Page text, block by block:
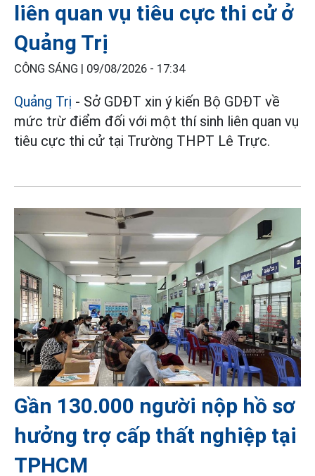
liên quan vụ tiêu cực thi cử ở
Quảng Trị
CÔNG SÁNG | 09/08/2026 - 17:34
Quảng Trị - Sở GDĐT xin ý kiến Bộ GDĐT về
mức trừ điểm đối với một thí sinh liên quan vụ
tiêu cực thi cử tại Trường THPT Lê Trực.
Gần 130.000 người nộp hồ sơ
hưởng trợ cấp thất nghiệp tại
TPHCM